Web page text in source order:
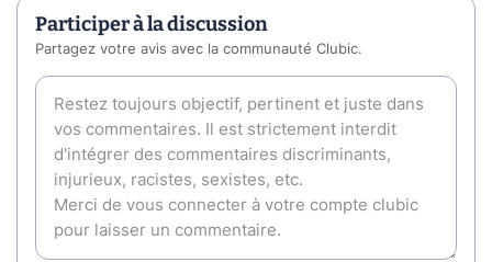
Participer à la discussion
Partagez votre avis avec la communauté Clubic.